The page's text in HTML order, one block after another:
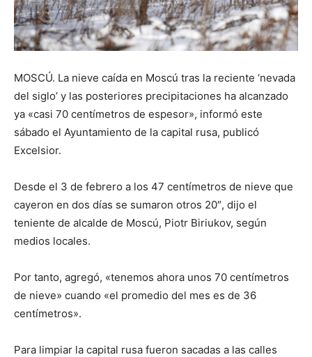
MOSCÚ. La nieve caída en Moscú tras la reciente ‘nevada
del siglo’ y las posteriores precipitaciones ha alcanzado
ya «casi 70 centímetros de espesor», informó este
sábado el Ayuntamiento de la capital rusa, publicó
Excelsior.
Desde el 3 de febrero a los 47 centímetros de nieve que
cayeron en dos días se sumaron otros 20″, dijo el
teniente de alcalde de Moscú, Piotr Biriukov, según
medios locales.
Por tanto, agregó, «tenemos ahora unos 70 centímetros
de nieve» cuando «el promedio del mes es de 36
centímetros».
Para limpiar la capital rusa fueron sacadas a las calles